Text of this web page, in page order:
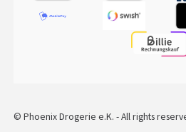
© Phoenix Drogerie e.K. - All rights